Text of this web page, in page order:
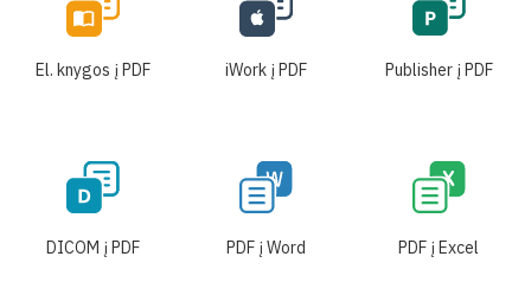
El. knygos į PDF iWork į PDF Publisher į PDF
DICOM į PDF PDF į Word PDF į Excel